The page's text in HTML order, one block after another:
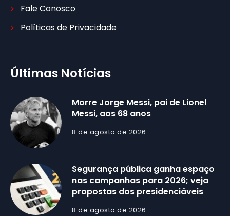
Fale Conosco
Políticas de Privacidade
Últimas Notícias
Morre Jorge Messi, pai de Lionel
Messi, aos 68 anos
8 de agosto de 2026
Segurança pública ganha espaço
nas campanhas para 2026; veja
propostas dos presidenciáveis
8 de agosto de 2026